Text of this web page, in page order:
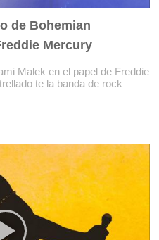
de Bohemian
Mercury
Malek en el papel de Freddie
te la banda de rock